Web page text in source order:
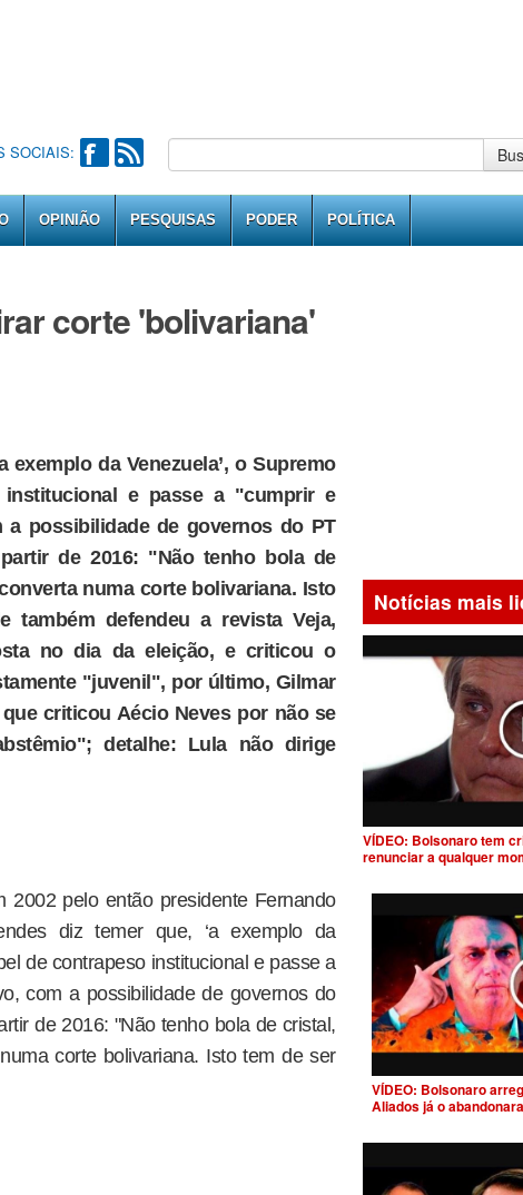
SOCIAIS:
OPINIÃO PESQUISAS PODER POLÍTICA
corte 'bolivariana'
exemplo da Venezuela’, o Supremo
e passe a "cumprir e
possibilidade de governos do PT
de 2016: "Não tenho bola de
numa corte bolivariana. Isto
também defendeu a revista Veja,
no dia da eleição, e criticou o
"juvenil", por último, Gilmar
criticou Aécio Neves por não se
detalhe: Lula não dirige
2002 pelo então presidente Fernando
diz temer que, ‘a exemplo da
de contrapeso institucional e passe a
com a possibilidade de governos do
de 2016: "Não tenho bola de cristal,
corte bolivariana. Isto tem de ser
Notícias mais
VÍDEO: Bolsonaro tem
renunciar a qualquer
VÍDEO: Bolsonaro
Aliados já o